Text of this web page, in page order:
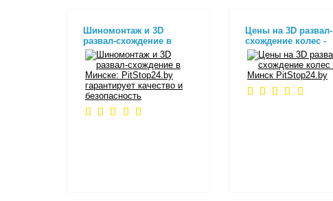
Шиномонтаж и 3D
развал-схождение в
Минске: PitStop24.by
гарантирует качество и
безопасность
Цены на 3D развал-
схождение колес -
Минск PitStop24.by